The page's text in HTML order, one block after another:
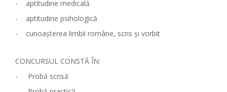
- aptitudine medicală
- aptitudine psihologică
- cunoaşterea limbii române, scris şi vorbit
CONCURSUL CONSTĂ ÎN:
- Probă scrisă